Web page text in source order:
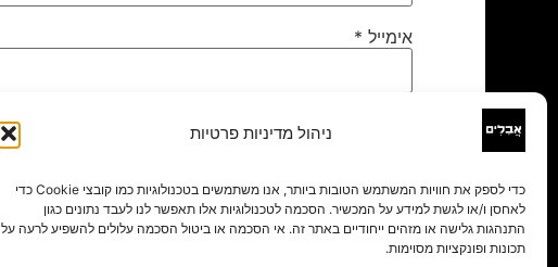
ניהול מדיניות פרטיות
כדי לספק את חוויות המשתמש הטובות ביותר, אנו משתמשים בטכנולוגיות כמו קובצי Cookie כדי
לאחסן ו/או לגשת למידע על המכשיר. הסכמה לטכנולוגיות אלו תאפשר לנו לעבד נתונים כגון
התנהגות גלישה או מזהים ייחודיים באתר זה. אי הסכמה או ביטול הסכמה עלולים להשפיע לרעה על
תכונות ופונקציות מסוימות.
אימייל *